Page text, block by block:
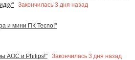
Закончилась 3 дня назад
и мини ПК Tecno!"
AOC и Philips!"
Закончилась 3 дня назад